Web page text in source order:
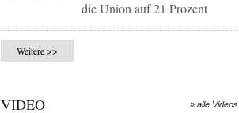
die Union auf 21 Prozent
Weitere >>
VIDEO » alle Videos